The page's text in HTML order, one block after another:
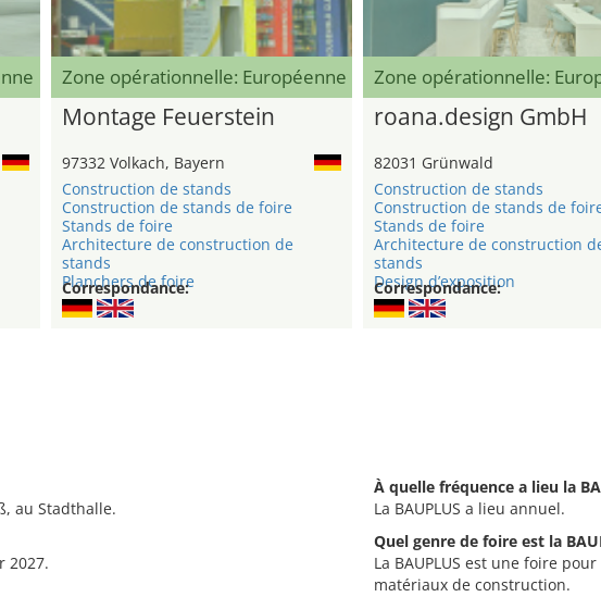
Zone opérationnelle: Européenne
Montage Feuerstein
97332 Volkach, Bayern
Construction de stands
Construction de stands de foire
Stands de foire
Architecture de construction de
stands
Planchers de foire
Correspondance:
Zone opérationnelle:
roana.design GmbH
82031 Grünwald
Construction de stands
Construction de stands de
Stands de foire
Architecture de construction
stands
Design d’exposition
Correspondance:
au Stadthalle.
2027.
À quelle fréquence a lieu la
La BAUPLUS a lieu annuel.
Quel genre de foire est la
La BAUPLUS est une foire
matériaux de construction.